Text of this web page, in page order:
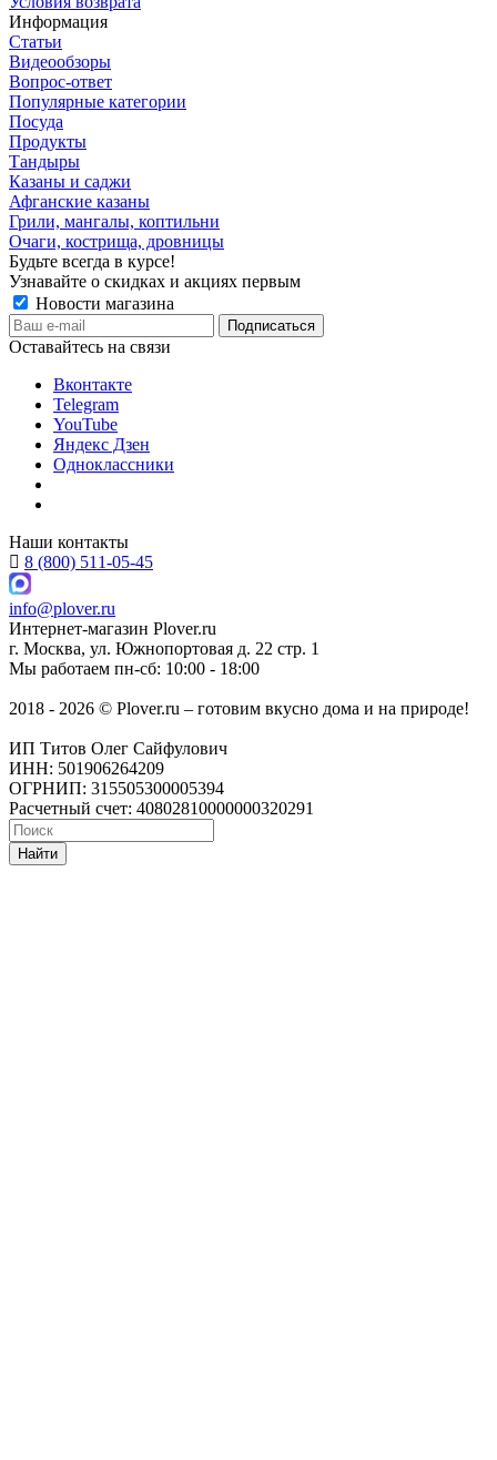
Информация
Статьи
Видеообзоры
Вопрос-ответ
Популярные категории
Посуда
Продукты
Тандыры
Казаны и саджи
Афганские казаны
Грили, мангалы, коптильни
Очаги, кострища, дровницы
Будьте всегда в курсе!
Узнавайте о скидках и акциях первым
Новости магазина
Оставайтесь на связи
Вконтакте
Telegram
YouTube
Яндекс Дзен
Одноклассники
Наши контакты
8 (800) 511-05-45
info@plover.ru
Интернет-магазин Plover.ru
г. Москва, ул. Южнопортовая д. 22 стр. 1
Мы работаем пн-сб: 10:00 - 18:00
2018 - 2026 © Plover.ru – готовим вкусно дома и на природе!
ИП Титов Олег Сайфулович
ИНН: 501906264209
ОГРНИП: 315505300005394
Расчетный счет: 40802810000000320291
Найти